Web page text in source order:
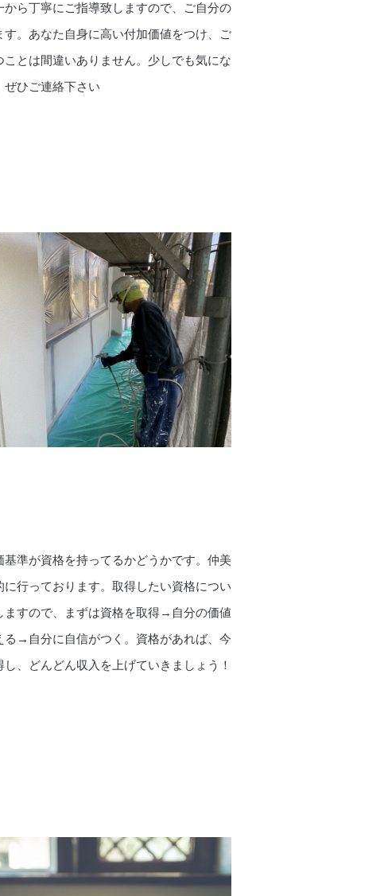
ら丁寧にご指導致しますので、ご自分の
。あなた自身に高い付加価値をつけ、ご
とは間違いありません。少しでも気にな
ぜひご連絡下さい
準が資格を持ってるかどうかです。仲美
行っております。取得したい資格につい
すので、まずは資格を取得→自分の価値
→自分に自信がつく。資格があれば、今
、どんどん収入を上げていきましょう！